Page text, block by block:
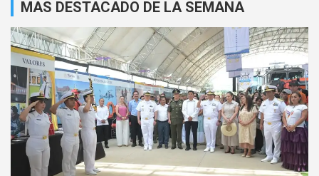
MAS DESTACADO DE LA SEMANA